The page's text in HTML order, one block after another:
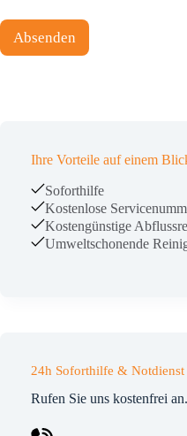
Absenden
Ihre Vorteile auf einem
Soforthilfe
Kostenlose
Kostengünstige
Umweltschonende
24h Soforthilfe &
Rufen Sie uns kostenfrei an.